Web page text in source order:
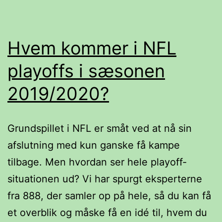
Hvem kommer i NFL
playoffs i sæsonen
2019/2020?
Grundspillet i NFL er småt ved at nå sin
afslutning med kun ganske få kampe
tilbage. Men hvordan ser hele playoff-
situationen ud? Vi har spurgt eksperterne
fra 888, der samler op på hele, så du kan få
et overblik og måske få en idé til, hvem du